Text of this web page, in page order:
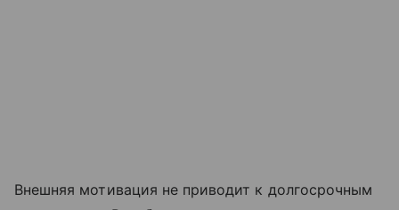
Внешняя мотивация не приводит к долгосрочным